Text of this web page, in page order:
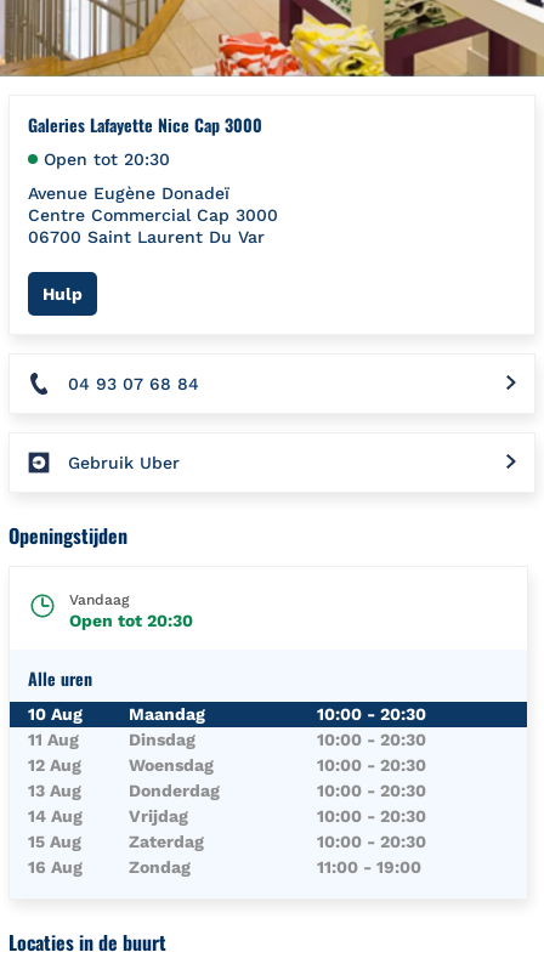
Galeries Lafayette Nice Cap 3000
Open tot 20:30
Avenue Eugène Donadeï
Centre Commercial Cap 3000
06700 Saint Laurent Du Var
HulpLink Opens in New Tab
04 93 07 68 84
Gebruik Uber
Openingstijden
Vandaag
Open tot 20:30
Alle uren
Dag van de WeekUren
10 Aug Maandag 10:00 - 20:30
11 Aug
Dinsdag 10:00 - 20:30
12 Aug
Woensdag 10:00 - 20:30
13 Aug
Donderdag 10:00 - 20:30
14 Aug
Vrijdag 10:00 - 20:30
15 Aug
Zaterdag 10:00 - 20:30
16 Aug
Zondag 11:00 - 19:00
Locaties in de buurt